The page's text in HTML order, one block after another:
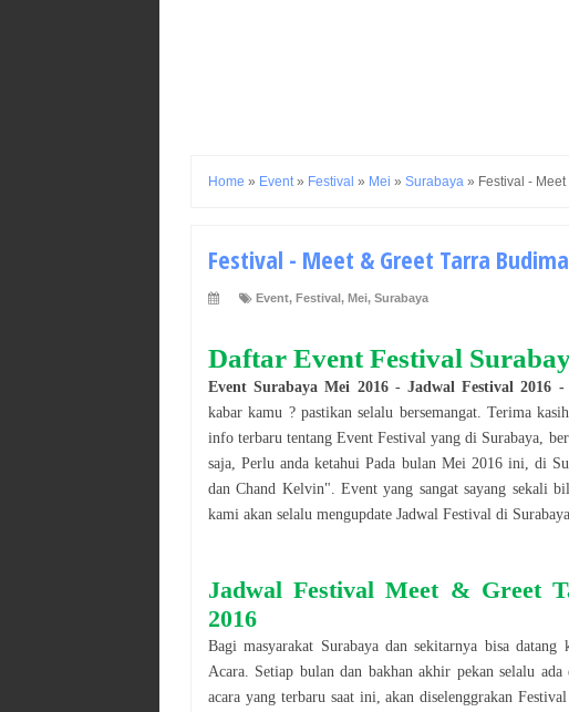
Home » Event » Festival » Mei » Surabaya » Festival -
Festival - Meet & Greet Tarra
Event, Festival, Mei, Surabaya
Daftar EventFestival
EventSurabaya Mei 2016-JadwalFestival 2016 -
kabar kamu ? pastikan selalu bersemangat. Terima
info terbaru tentang EventFestival yang di Surabaya ,
saja, Perlu anda ketahui Pada bulan Mei 2016ini, di
dan Chand Kelvin". Event yang sangat sayang sekali
kami akan selalu mengupdate Jadwal Festival di Surabaya
JadwalFestival Meet & Greet
2016
Bagi masyarakat Surabayadan sekitarnya bisa datang
Acara. Setiap bulan dan bakhan akhir pekan selalu
acara yang terbaru saat ini, akan diselenggrakanFestival